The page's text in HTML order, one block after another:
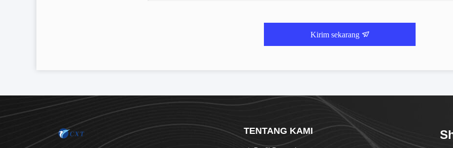
Kirim sekarang
TENTANG KAMI